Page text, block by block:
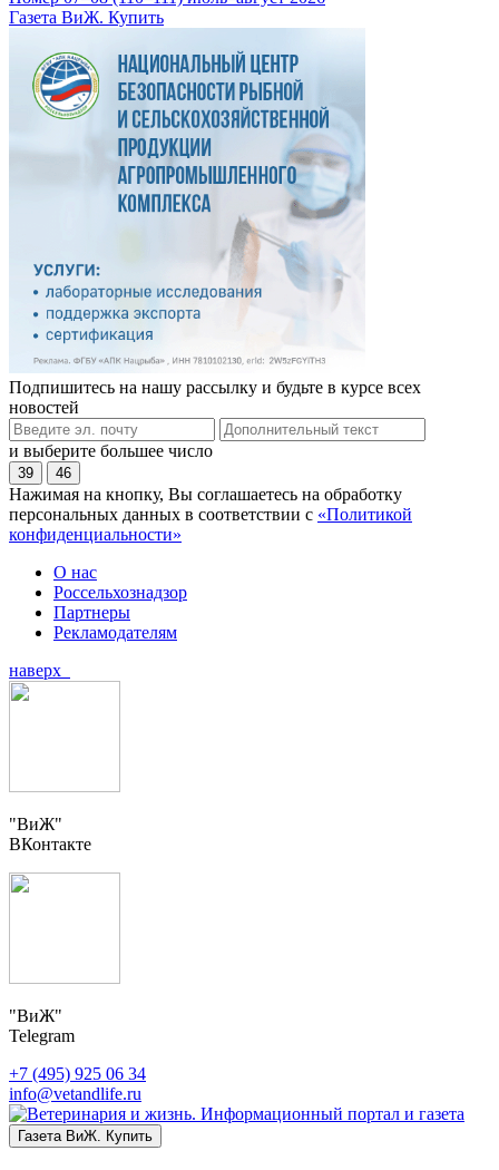
Газета ВиЖ. Купить
Подпишитесь на нашу рассылку и будьте в курсе всех
новостей
и выберите большее число
39 46
Нажимая на кнопку, Вы соглашаетесь на обработку
персональных данных в соответствии с «Политикой
конфиденциальности»
О нас
Россельхознадзор
Партнеры
Рекламодателям
наверх
"ВиЖ"
ВКонтакте
"ВиЖ"
Telegram
+7 (495) 925 06 34
info@vetandlife.ru
Газета ВиЖ. Купить